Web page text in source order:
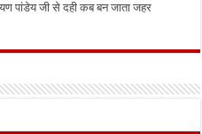
पांडेय जी से दही कब बन जाता जहर